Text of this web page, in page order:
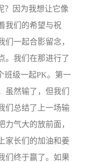
？因为我想让它像
我们的希望与祝
们一起合影留念，
。我们在那进行了
班级一起PK。第一
虽然输了，但我们
们总结了上一场输
力气大的放前面，
家长们的加油和姜
们终于赢了。如果